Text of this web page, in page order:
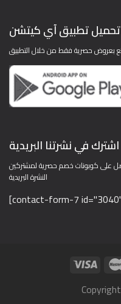
تحميل تطبيق آي كيتشن
بعروض حصرية فقط من خلال التطبيق
اشترك في نشرتنا البريدية
كوبونات خصم حصرية لمشتركين
النشرة البريدية
[contact-form-7